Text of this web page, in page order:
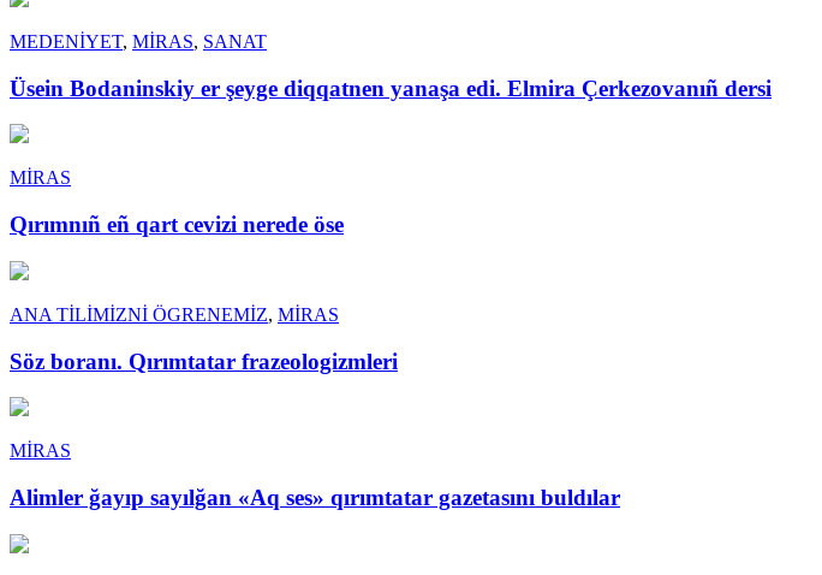
MEDENİYET, MİRAS, SANAT
Üsein Bodaninskiy er şeyge diqqatnen yanaşa edi. Elmira Çerkezovanıñ dersi
MİRAS
Qırımnıñ eñ qart cevizi nerede öse
ANA TİLİMİZNİ ÖGRENEMİZ, MİRAS
Söz boranı. Qırımtatar frazeologizmleri
MİRAS
Alimler ğayıp sayılğan «Aq ses» qırımtatar gazetasını buldılar